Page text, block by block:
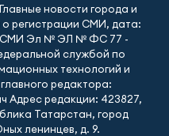
новости города и
регистрации СМИ, дата:
СМИ Эл № ЭЛ № ФС 77 -
службой по
технологий и
редактора:
Адрес редакции: 423827,
Татарстан, город
ленинцев, д. 9.